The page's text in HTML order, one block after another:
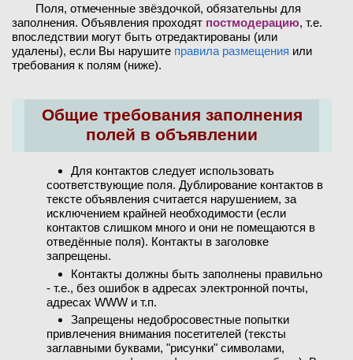
Поля, отмеченные звёздочкой, обязательны для
заполнения. Объявления проходят постмодерацию, т.е.
впоследствии могут быть отредактированы (или
удалены), если Вы нарушите правила размещения или
требования к полям (ниже).
Общие требования заполнения
полей в объявлении
Для контактов следует использовать
соответствующие поля. Дублирование контактов в
тексте объявления считается нарушением, за
исключением крайней необходимости (если
контактов слишком много и они не помещаются в
отведённые поля). Контакты в заголовке
запрещены.
Контакты должны быть заполнены правильно
- т.е., без ошибок в адресах электронной почты,
адресах WWW и т.п.
Запрещены недобросовестные попытки
привлечения внимания посетителей (тексты
заглавными буквами, "рисунки" символами,